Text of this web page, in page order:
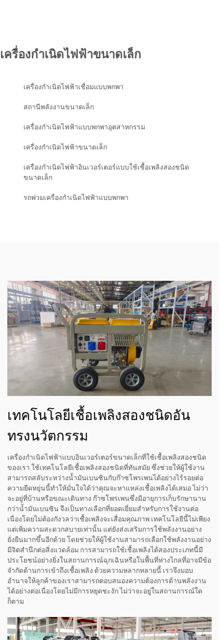
เครื่องกำเนิดไฟฟ้าขนาดเล็ก
เครื่องกำเนิดไฟฟ้าเชื่อมแบบพกพา
สถานีพลังงานขนาดเล็ก
เครื่องกำเนิดไฟฟ้าแบบพกพาอุตสาหกรรม
เครื่องกำเนิดไฟฟ้าขนาดเล็ก
เครื่องกำเนิดไฟฟ้าอินเวอร์เตอร์แบบใช้เชื้อเพลิงสองชนิด
ขนาดเล็ก
รถพ่วมเครื่องกำเนิดไฟฟ้าแบบพกพา
เทคโนโลยีเชื้อเพลิงสองชนิดอัน
ทรงนวัตกรรม
เครื่องกำเนิดไฟฟ้าแบบอินเวอร์เตอร์ขนาดเล็กที่ใช้เชื้อเพลิงสองชนิด
ของเรา ใช้เทคโนโลยีเชื้อเพลิงสองชนิดที่ทันสมัย ซึ่งช่วยให้ผู้ใช้งาน
สามารถสลับระหว่างน้ำมันเบนซินกับก๊าซโพรเพนได้อย่างไร้รอยต่อ
ความยืดหยุ่นนี้ทำให้มั่นใจได้ว่าคุณจะหาแหล่งเชื้อเพลิงได้เสมอ ไม่ว่า
จะอยู่ที่บ้านหรือขณะเดินทาง ก๊าซโพรเพนซึ่งมีอายุการเก็บรักษานาน
กว่าน้ำมันเบนซิน จึงเป็นทางเลือกที่ยอดเยี่ยมสำหรับการใช้งานต่อ
เนื่องโดยไม่ต้องกังวลว่าเชื้อเพลิงจะเสื่อมคุณภาพ เทคโนโลยีนี้ไม่เพียง
แต่เพิ่มความสะดวกสบายเท่านั้น แต่ยังส่งเสริมการใช้พลังงานอย่าง
ยั่งยืนมากขึ้นอีกด้วย โดยช่วยให้ผู้ใช้งานสามารถเลือกใช้พลังงานอย่าง
มีจิตสำนึกต่อสิ่งแวดล้อม การสามารถใช้เชื้อเพลิงได้สองประเภทนี้มี
ประโยชน์อย่างยิ่งในสถานการณ์ฉุกเฉินหรือในพื้นที่ห่างไกลที่อาจมีข้อ
จำกัดด้านการเข้าถึงเชื้อเพลิง ด้วยความหลากหลายนี้ เราจึงมอบ
อำนาจให้ลูกค้าของเราสามารถตอบสนองความต้องการด้านพลังงาน
ได้อย่างต่อเนื่องโดยไม่มีการหยุดชะงัก ไม่ว่าจะอยู่ในสถานการณ์ใด
ก็ตาม